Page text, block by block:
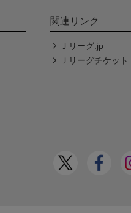
関連リンク
Ｊリーグ.jp
Ｊリーグチケット